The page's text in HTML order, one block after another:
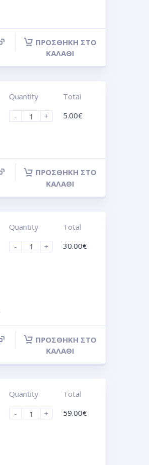
ΠΡΟΣΘΉΚΗ ΣΤΟ
ΚΑΛΆΘΙ
Quantity
-
+
Total
5.00€
ΠΡΟΣΘΉΚΗ ΣΤΟ
ΚΑΛΆΘΙ
Quantity
-
+
Total
30.00€
ΠΡΟΣΘΉΚΗ ΣΤΟ
ΚΑΛΆΘΙ
Quantity
-
+
Total
59.00€